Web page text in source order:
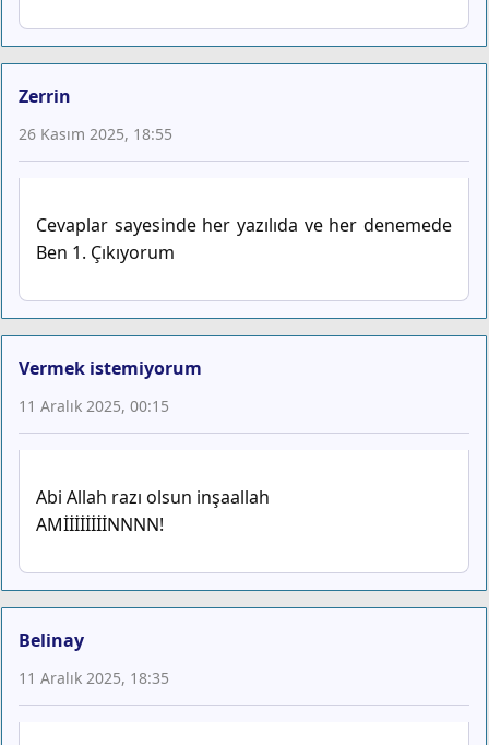
Zerrin
26 Kasım 2025, 18:55
Cevaplar sayesinde her yazılıda ve her denemede
Ben 1. Çıkıyorum
Vermek istemiyorum
11 Aralık 2025, 00:15
Abi Allah razı olsun inşaallah
AMİİİİİİİİNNNN!
Belinay
11 Aralık 2025, 18:35